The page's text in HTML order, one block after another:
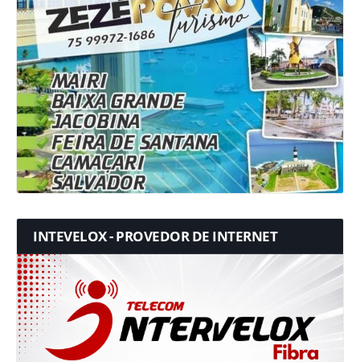
INTEVELOX - PROVEDOR DE INTERNET